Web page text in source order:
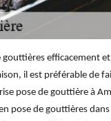
gouttières efficacement
il est préférable de
pose de gouttière à
pose de gouttières